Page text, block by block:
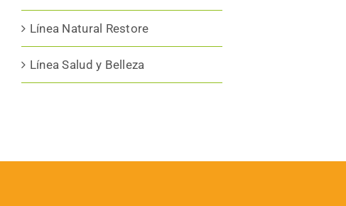
Línea Natural Restore
Línea Salud y Belleza